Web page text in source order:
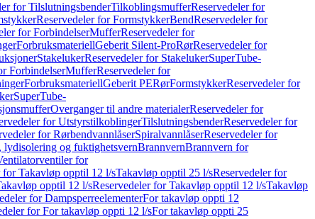
for TilslutningsbenderTilkoblingsmufferReservedeler for
Reservedeler for FormstykkerBendReservedeler for
for ForbindelserMufferReservedeler for
ForbruksmateriellGeberit Silent-ProRørReservedeler for
StakelukerReservedeler for StakelukerSuperTube-
ForbindelserMufferReservedeler for
ForbruksmateriellGeberit PERørFormstykkerReservedeler for
SuperTube-
Overganger til andre materialerReservedeler for
for UtstyrstilkoblingerTilslutningsbenderReservedeler for
for RørbendvannlåserSpiralvannlåserReservedeler for
lydisolering og fuktighetsvernBrannvernBrannvern for
for
for Takavløp opptil 12 l/sTakavløp opptil 25 l/sReservedeler for
opptil 12 l/sReservedeler for Takavløp opptil 12 l/sTakavløp
for DampsperreelementerFor takavløp oppti 12
for For takavløp oppti 12 l/sFor takavløp oppti 25